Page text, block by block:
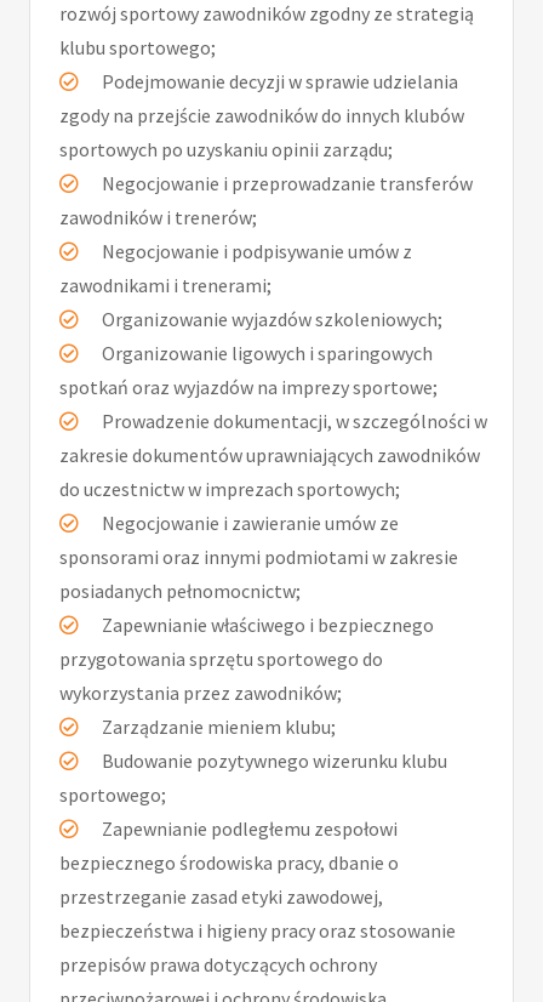
rozwój sportowy zawodników zgodny ze strategią
klubu sportowego;
Podejmowanie decyzji w sprawie udzielania
zgody na przejście zawodników do innych klubów
sportowych po uzyskaniu opinii zarządu;
Negocjowanie i przeprowadzanie transferów
zawodników i trenerów;
Negocjowanie i podpisywanie umów z
zawodnikami i trenerami;
Organizowanie wyjazdów szkoleniowych;
Organizowanie ligowych i sparingowych
spotkań oraz wyjazdów na imprezy sportowe;
Prowadzenie dokumentacji, w szczególności w
zakresie dokumentów uprawniających zawodników
do uczestnictw w imprezach sportowych;
Negocjowanie i zawieranie umów ze
sponsorami oraz innymi podmiotami w zakresie
posiadanych pełnomocnictw;
Zapewnianie właściwego i bezpiecznego
przygotowania sprzętu sportowego do
wykorzystania przez zawodników;
Zarządzanie mieniem klubu;
Budowanie pozytywnego wizerunku klubu
sportowego;
Zapewnianie podległemu zespołowi
bezpiecznego środowiska pracy, dbanie o
przestrzeganie zasad etyki zawodowej,
bezpieczeństwa i higieny pracy oraz stosowanie
przepisów prawa dotyczących ochrony